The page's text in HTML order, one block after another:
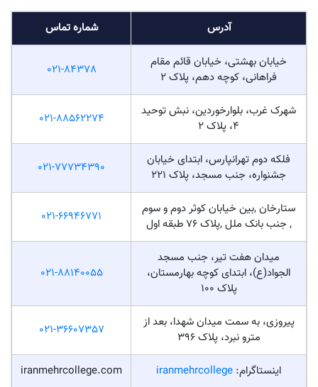
آدرس شماره تماس
خیابان بهشتی، خیابان قائم مقام
فراهانی، کوچه دهم، پلاک 2
021-84378
شهرک غرب، بلوارخوردین، نبش توحید
4، پلاک 2
021-88562274
فلکه دوم تهرانپارس، ابتدای خیابان
جشنواره، جنب مسجد، پلاک ۲۲۱
021-77734390
ستارخان ,بین خیابان کوثر دوم و سوم
, جنب بانک ملل ,پلاک 76 طبقه اول
021-66946771
میدان هفت تیر، جنب مسجد
الجواد(ع)، ابتدای کوچه بهارمستان،
پلاک 100
021-88140055
پیروزی، به سمت میدان شهدا، بعد از
مترو نبرد، پلاک ۳۹۶
021-36607357
اینستاگرام: iranmehrcollege
iranmehrcollege.com